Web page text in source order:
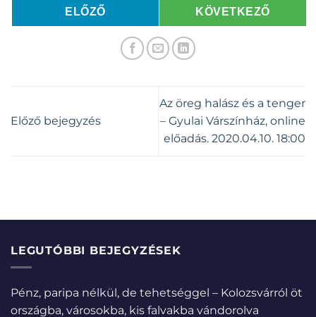
ELŐZŐ KÖVETKEZŐ
Előző bejegyzés
Az öreg halász és a tenger
– Gyulai Várszínház, online
előadás. 2020.04.10. 18:00
LEGUTÓBBI BEJEGYZÉSEK
Pénz, paripa nélkül, de tehetséggel – Kolozsvárról öt
országba, városokba, kis falvakba vándorolva